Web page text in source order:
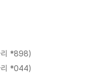
*898)
*044)